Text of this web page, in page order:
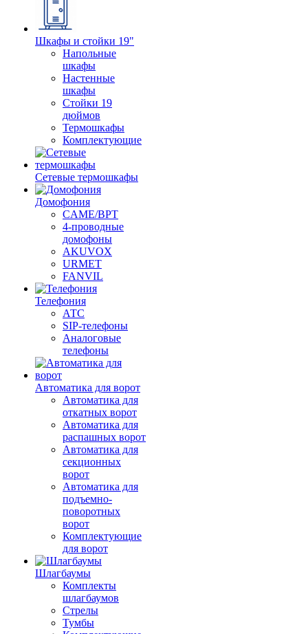
Шкафы и стойки 19"
Напольные
шкафы
Настенные
шкафы
Стойки 19
дюймов
Термошкафы
Комплектующие
Сетевые термошкафы
Домофония
CAME/BPT
4-проводные
домофоны
AKUVOX
URMET
FANVIL
Телефония
АТС
SIP-телефоны
Аналоговые
телефоны
Автоматика для ворот
Автоматика для
откатных ворот
Автоматика для
распашных ворот
Автоматика для
секционных
ворот
Автоматика для
подъемно-
поворотных
ворот
Комплектующие
для ворот
Шлагбаумы
Комплекты
шлагбаумов
Стрелы
Тумбы